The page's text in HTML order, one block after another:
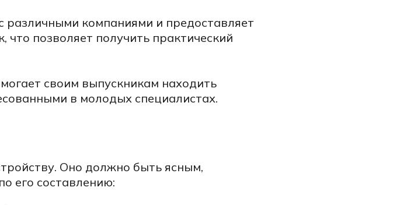
различными компаниями и предоставляет
позволяет получить практический
своим выпускникам находить
в молодых специалистах.
Оно должно быть ясным,
его составлению: